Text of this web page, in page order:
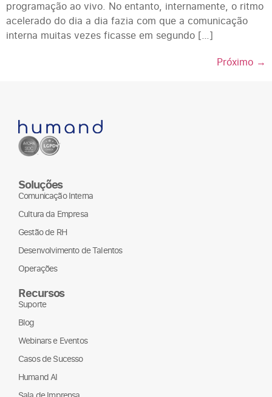
programação ao vivo. No entanto, internamente, o ritmo
acelerado do dia a dia fazia com que a comunicação
interna muitas vezes ficasse em segundo […]
Próximo →
Soluções
Comunicação Interna
Cultura da Empresa
Gestão de RH
Desenvolvimento de Talentos
Operações
Recursos
Suporte
Blog
Webinars e Eventos
Casos de Sucesso
Humand AI